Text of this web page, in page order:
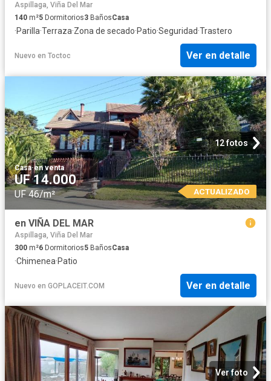
Aspillaga, Viña Del Mar
140 m²5 Dormitorios3 BañosCasa
·Parilla·Terraza·Zona de secado·Patio·Seguridad·Trastero
Nuevo en Toctoc Ver en detalle
12 fotos
Casa·en venta
UF 14.000
UF 46/m² ACTUALIZADO
en VIÑA DEL MAR
Aspillaga, Viña Del Mar
300 m²6 Dormitorios5 BañosCasa
·Chimenea·Patio
Nuevo en GOPLACEIT.COM Ver en detalle
Ver foto